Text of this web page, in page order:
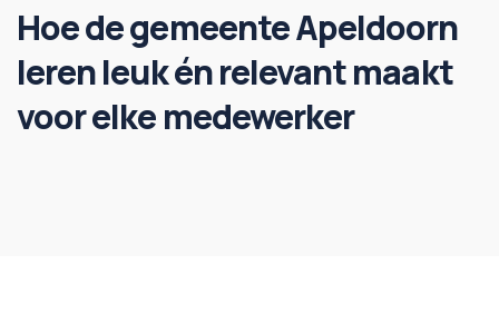
Hoe de gemeente Apeldoorn
leren leuk én relevant maakt
voor elke medewerker